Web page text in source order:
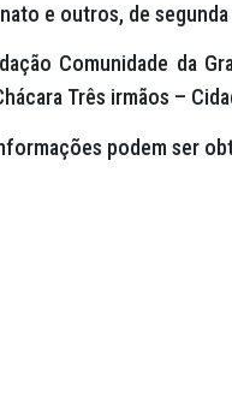
e outros, de
Comunidade da
Três irmãos –
podem ser